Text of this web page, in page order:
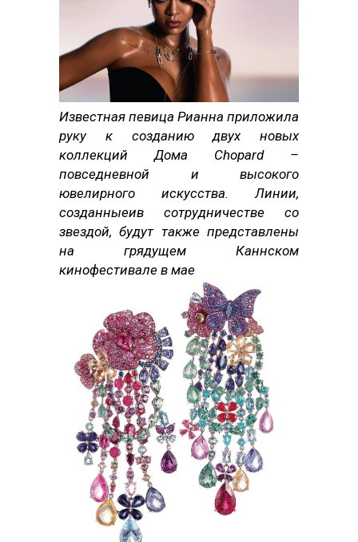
Известная певица Рианна приложила
руку к созданию двух новых
коллекций Дома Chopard –
повседневной и высокого
ювелирного искусства. Линии,
созданныеив сотрудничестве со
звездой, будут также представлены
на грядущем Каннском
кинофестивале в мае